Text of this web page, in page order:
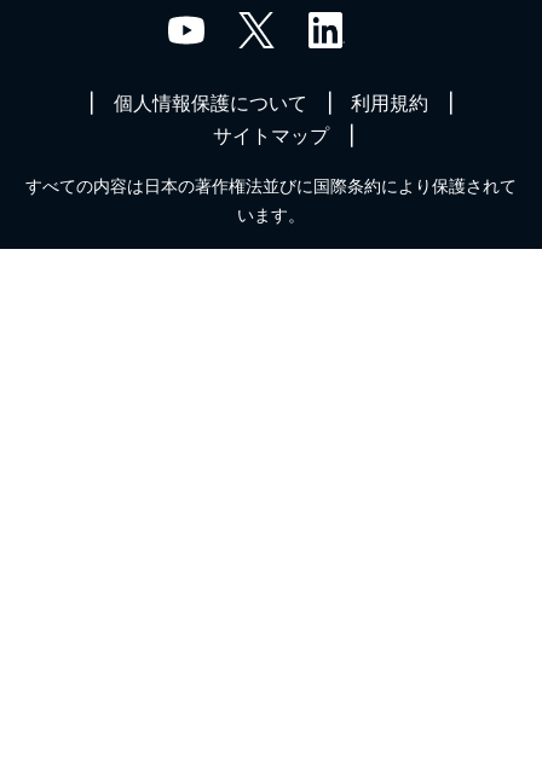
個人情報保護について
利用規約
サイトマップ
すべての内容は日本の著作権法並びに国際条約により保護されて
います。